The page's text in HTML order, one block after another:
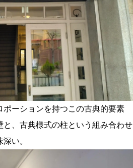
ーションを持つこの古典的要素
、古典様式の柱という組み合わせ
い。